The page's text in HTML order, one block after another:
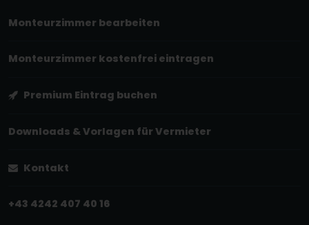
Monteurzimmer bearbeiten
Monteurzimmer kostenfrei eintragen
Premium Eintrag buchen
Downloads & Vorlagen für Vermieter
Kontakt
+43 4242 407 40 16